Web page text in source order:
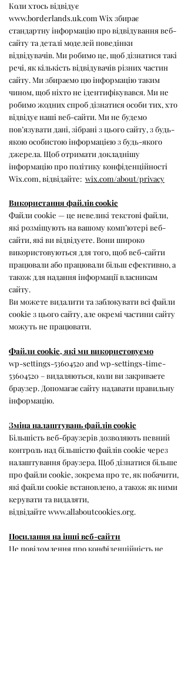
Коли хтось відвідує
www.borderlands.uk.com Wix збирає
стандартну інформацію про відвідування веб-
сайту та деталі моделей поведінки
відвідувачів. Ми робимо це, щоб дізнатися такі
речі, як кількість відвідувачів різних частин
сайту. Ми збираємо цю інформацію таким
чином, щоб ніхто не ідентифікувався. Ми не
робимо жодних спроб дізнатися особи тих, хто
відвідує наші веб-сайти. Ми не будемо
пов’язувати дані, зібрані з цього сайту, з будь-
якою особистою інформацією з будь-якого
джерела. Щоб отримати докладнішу
інформацію про політику конфіденційності
Wix.com, відвідайте: wix.com/about/privacy
Використання файлів cookie
Файли cookie — це невеликі текстові файли,
які розміщують на вашому комп’ютері веб-
сайти, які ви відвідуєте. Вони широко
використовуються для того, щоб веб-сайти
працювали або працювали більш ефективно, а
також для надання інформації власникам
сайту.
Ви можете видалити та заблокувати всі файли
cookie з цього сайту, але окремі частини сайту
можуть не працювати.
Файли cookie, які ми використовуємо
wp-settings-53604520 and wp-settings-time-
53604520 – видаляються, коли ви закриваєте
браузер. Допомагає сайту надавати правильну
інформацію.
Зміна налаштувань файлів cookie
Більшість веб-браузерів дозволяють певний
контроль над більшістю файлів cookie через
налаштування браузера. Щоб дізнатися більше
про файли cookie, зокрема про те, як побачити,
які файли cookie встановлено, а також як ними
керувати та видаляти,
відвідайте www.allaboutcookies.org.
Посилання на інші веб-сайти
Це повідомлення про конфіденційність не